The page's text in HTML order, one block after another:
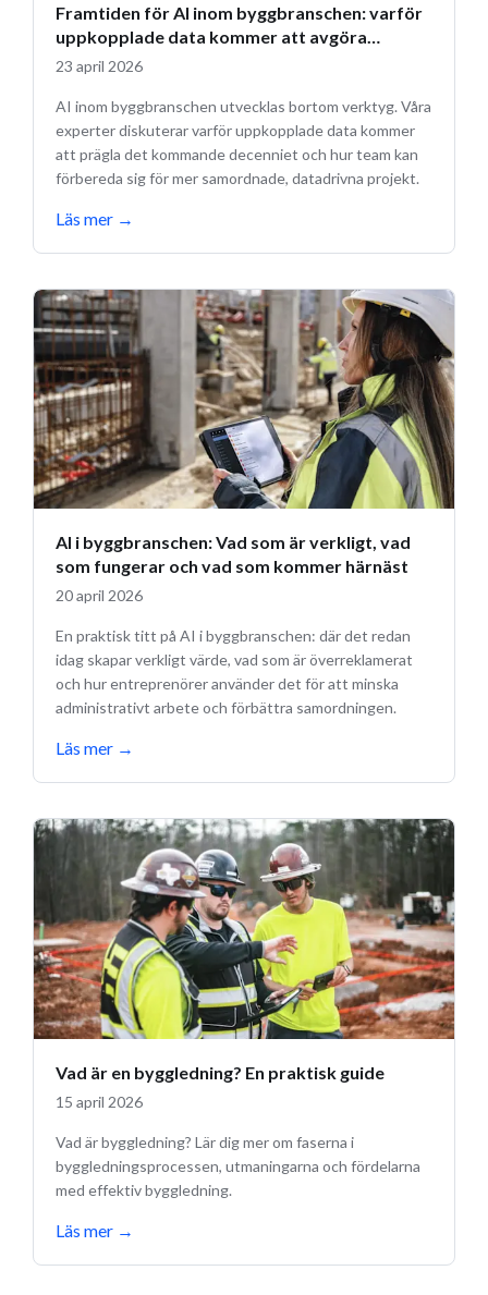
Framtiden för AI inom byggbranschen: varför
uppkopplade data kommer att avgöra
framtiden
23 april 2026
AI inom byggbranschen utvecklas bortom verktyg. Våra
experter diskuterar varför uppkopplade data kommer
att prägla det kommande decenniet och hur team kan
förbereda sig för mer samordnade, datadrivna projekt.
Läs mer →
AI i byggbranschen: Vad som är verkligt, vad
som fungerar och vad som kommer härnäst
20 april 2026
En praktisk titt på AI i byggbranschen: där det redan
idag skapar verkligt värde, vad som är överreklamerat
och hur entreprenörer använder det för att minska
administrativt arbete och förbättra samordningen.
Läs mer →
Vad är en byggledning? En praktisk guide
15 april 2026
Vad är byggledning? Lär dig mer om faserna i
byggledningsprocessen, utmaningarna och fördelarna
med effektiv byggledning.
Läs mer →